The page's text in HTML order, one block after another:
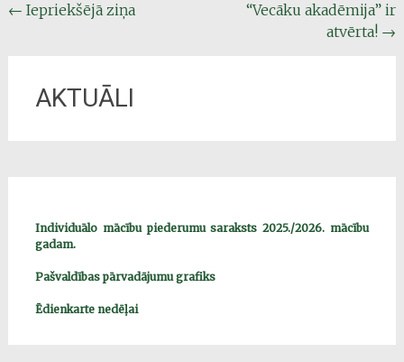
Post
← Iepriekšējā ziņa
“Vecāku akadēmija” ir
atvērta! →
AKTUĀLI
Individuālo mācību piederumu saraksts 2025./2026. mācību
gadam.
Pašvaldības pārvadājumu grafiks
Ēdienkarte nedēļai